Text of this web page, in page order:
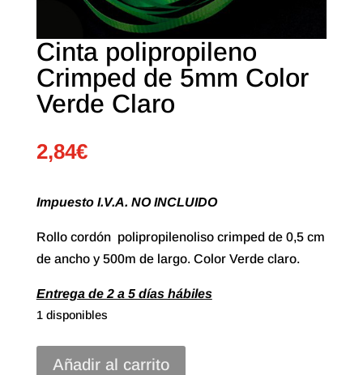
Cinta polipropileno
Crimped de 5mm Color
Verde Claro
2,84€
Impuesto I.V.A. NO INCLUIDO
Rollo cordón polipropilenoliso crimped de 0,5 cm
de ancho y 500m de largo. Color Verde claro.
Entrega de 2 a 5 días hábiles
1 disponibles
CintaAñadir al carrito